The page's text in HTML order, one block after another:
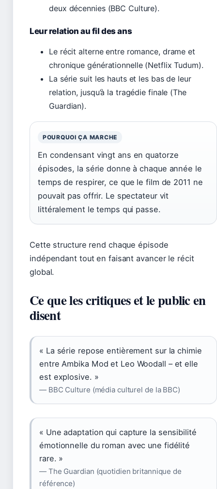
deux décennies (BBC Culture).
Leur relation au fil des ans
Le récit alterne entre romance, drame et
chronique générationnelle (Netflix Tudum).
La série suit les hauts et les bas de leur
relation, jusqu’à la tragédie finale (The
Guardian).
POURQUOI ÇA MARCHE
En condensant vingt ans en quatorze
épisodes, la série donne à chaque année le
temps de respirer, ce que le film de 2011 ne
pouvait pas offrir. Le spectateur vit
littéralement le temps qui passe.
Cette structure rend chaque épisode
indépendant tout en faisant avancer le récit
global.
Ce que les critiques et le public en
disent
« La série repose entièrement sur la chimie
entre Ambika Mod et Leo Woodall – et elle
est explosive. »
— BBC Culture (média culturel de la BBC)
« Une adaptation qui capture la sensibilité
émotionnelle du roman avec une fidélité
rare. »
— The Guardian (quotidien britannique de
référence)